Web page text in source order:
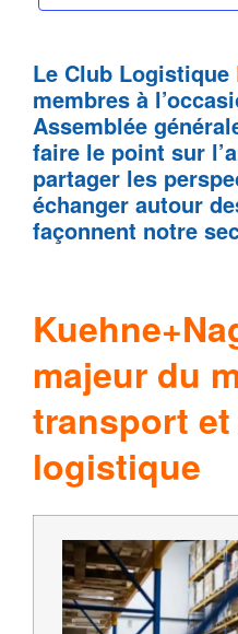
Le Club Logistique
membres à
Assemblée
faire le point sur
partager les
échanger autour
façonnent notre
majeur du
transport et
logistique